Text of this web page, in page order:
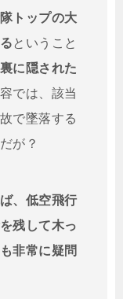
トップの大
ということ
に隠された
では、該当
で墜落する
が？
、低空飛行
残して木っ
非常に疑問